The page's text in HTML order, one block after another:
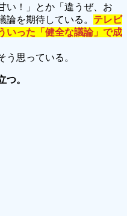
い！」とか「違うぜ、お
を期待している。 テレビ
いった「健全な議論」で成
う思っている。
つ。